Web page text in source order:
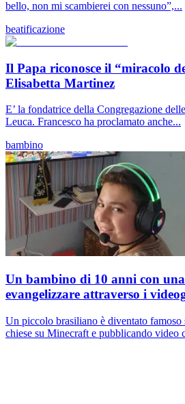
bello, non mi scambierei con nessuno”,...
beatificazione
Il Papa riconosce il “miracolo
Elisabetta Martinez
E’ la fondatrice della Congregazione
Leuca. Francesco ha proclamato anche...
bambino
Un bambino di 10 anni con
evangelizzare attraverso i
Un piccolo brasiliano è diventato famoso
chiese su Minecraft e pubblicando video